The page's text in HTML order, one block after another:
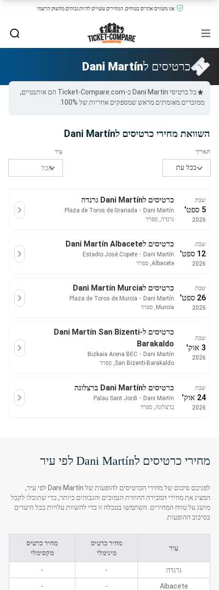
אנו משווים אתרים בטוחים, המחירים עשויים להיות גבוהים מהשוק הרשמי.
כרטיסים לDani Martín
כל כרטיסי Dani Martín ב-Ticket-Compare.com הם אותנטיים,
ממוכרים מאומתים מראש שמספקים אחריות של 100%.
השוואת מחירי כרטיסים לDani Martín
שבת
5 ספט'
2026
כרטיסים לDani Martín גרנדה
Dani Martín
・
Plaza de Toros de Granada
גרנדה, ספרד
שבת
12 ספט'
2026
כרטיסים לDani Martín Albacete
Dani Martín
・
Estadio José Copete
Albacete, ספרד
שבת
26 ספט'
2026
כרטיסים לDani Martín Murcia
Dani Martín
・
Plaza de Toros de Murcia
Murcia, ספרד
שבת
3 אוק'
2026
כרטיסים לDani Martín San Bizenti-
Barakaldo
Dani Martín
・
Bizkaia Arena BEC
San Bizenti-Barakaldo, ספרד
שבת
24 אוק'
2026
כרטיסים לDani Martín ברצלונה
Dani Martín
・
Palau Sant Jordi
ברצלונה, ספרד
מחירי כרטיסים לDani Martín לפי עיר
לפניכם סיכום של מחירי הכרטיסים להופעות של Dani Martín לפי עיר,
המציג את מחירי המכירה החוזרת הנמוכים והגבוהים ביותר, כדי שתוכלו לקבל
מושג על טווח המחירים. השתמשו בטבלה זו כדי להשוות עלויות בכל היעדים
בסיבוב ההופעות.
עִיר
מחיר כרטיס
מינימלי
מחיר כרטיס
מקסימלי
גרנדה -
-
Albacete
-
-